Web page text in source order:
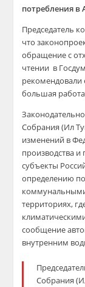
потребления в
Председатель
что
обращение с
чтении в
рекомендовали
большая
Собрания (Ил
изменений в
производства и
субъекты
определению
территориях,
сообщение
внутренним
Собрания